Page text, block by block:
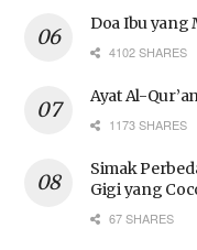
Doa Ibu yang
4102 SHARES
Ayat Al-
1173 SHARES
Simak
Gigi yang
67 SHARES